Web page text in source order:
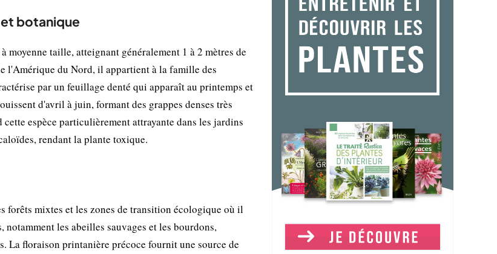
botanique
moyenne taille, atteignant généralement 1 à 2 mètres de
l'Amérique du Nord, il appartient à la famille des
par un feuillage denté qui apparaît au printemps et
d'avril à juin, formant des grappes denses très
espèce particulièrement attrayante dans les jardins
rendant la plante toxique.
forêts mixtes et les zones de transition écologique où il
les abeilles sauvages et les bourdons,
La floraison printanière précoce fournit une source de